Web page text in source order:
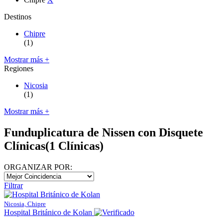
Destinos
Chipre
(1)
Mostrar más +
Regiones
Nicosia
(1)
Mostrar más +
Funduplicatura de Nissen con Disquete
Clínicas(1 Clínicas)
ORGANIZAR POR:
Filtrar
Nicosia, Chipre
Hospital Británico de Kolan